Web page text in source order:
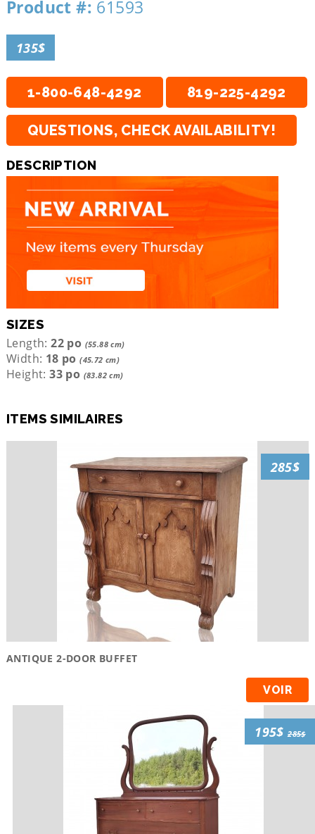
Product #: 61593
135$
1-800-648-4292 819-225-4292
QUESTIONS, CHECK AVAILABILITY!
DESCRIPTION
SIZES
Length: 22 po (55.88 cm)
Width: 18 po(45.72 cm)
Height: 33 po (83.82 cm)
ITEMS SIMILAIRES
ANTIQUE 2-DOOR BUFFET
VOIR
285$
195$285$